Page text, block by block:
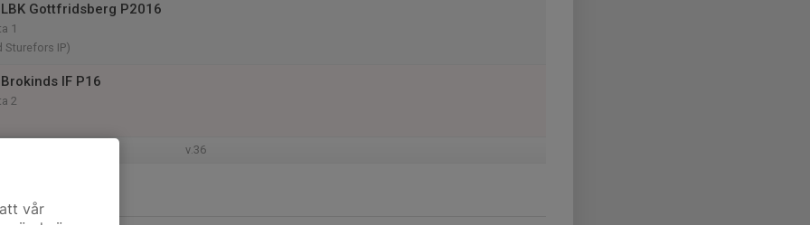
Gottfridsberg P2016
1
Sturefors IP)
IF P16
2
v.36
vår